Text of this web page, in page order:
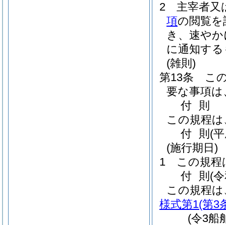
2
主宰者又
項の閲覧
き、速や
に通知す
(雑則)
第13条
こ
要な事項
付 則
この規程
付 則 (
(施行期日)
1
この規程
付 則 (
この規程
様式第1(第3
(令3船